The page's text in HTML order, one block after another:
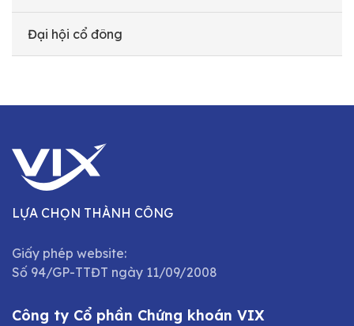
Đại hội cổ đông
LỰA CHỌN THÀNH CÔNG
Giấy phép website:
Số 94/GP-TTĐT ngày 11/09/2008
Công ty Cổ phần Chứng khoán VIX